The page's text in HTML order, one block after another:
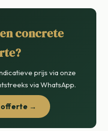
concrete
prijs via onze
via WhatsApp.
offerte →